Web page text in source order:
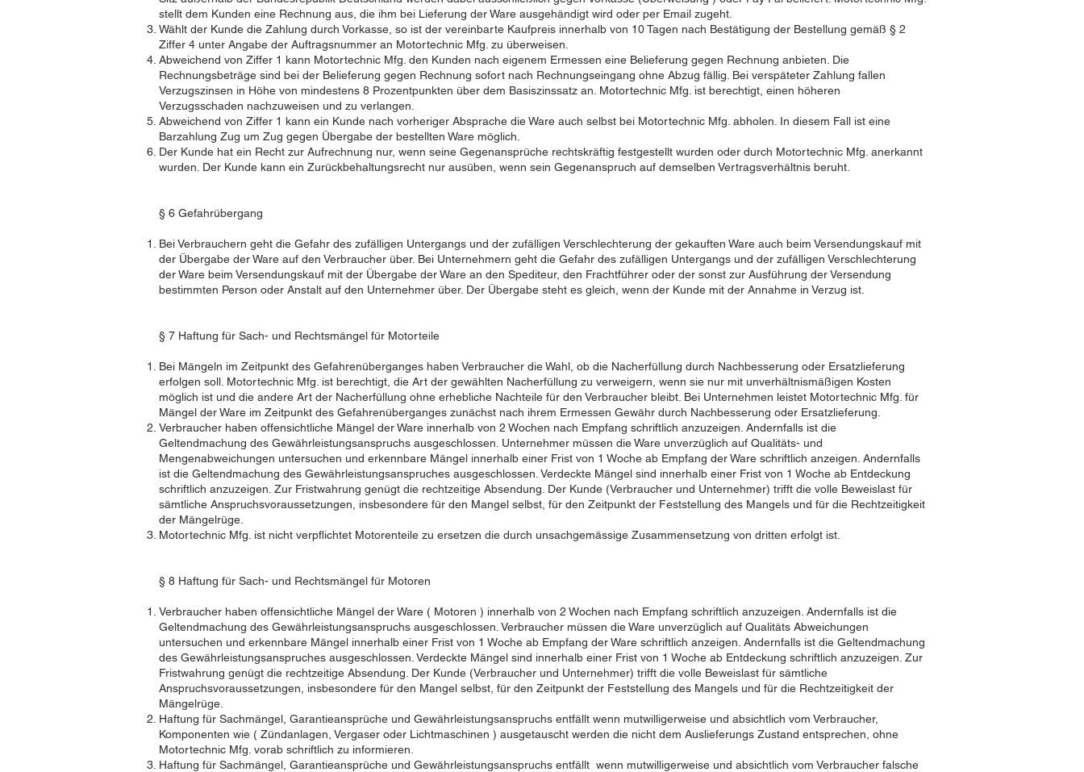
stellt dem Kunden eine Rechnung aus, die ihm bei Lieferung der Ware ausgehändigt wird oder per Email zugeht.
Wählt der Kunde die Zahlung durch Vorkasse, so ist der vereinbarte Kaufpreis innerhalb von 10 Tagen nach Bestätigung der Bestellung gemäß § 2
Ziffer 4 unter Angabe der Auftragsnummer an Motortechnic Mfg. zu überweisen.
Abweichend von Ziffer 1 kann Motortechnic Mfg. den Kunden nach eigenem Ermessen eine Belieferung gegen Rechnung anbieten. Die
Rechnungsbeträge sind bei der Belieferung gegen Rechnung sofort nach Rechnungseingang ohne Abzug fällig. Bei verspäteter Zahlung fallen
Verzugszinsen in Höhe von mindestens 8 Prozentpunkten über dem Basiszinssatz an. Motortechnic Mfg. ist berechtigt, einen höheren
Verzugsschaden nachzuweisen und zu verlangen.
Abweichend von Ziffer 1 kann ein Kunde nach vorheriger Absprache die Ware auch selbst bei Motortechnic Mfg. abholen. In diesem Fall ist eine
Barzahlung Zug um Zug gegen Übergabe der bestellten Ware möglich.
Der Kunde hat ein Recht zur Aufrechnung nur, wenn seine Gegenansprüche rechtskräftig festgestellt wurden oder durch Motortechnic Mfg. anerkannt
wurden. Der Kunde kann ein Zurückbehaltungsrecht nur ausüben, wenn sein Gegenanspruch auf demselben Vertragsverhältnis beruht.
§ 6 Gefahrübergang
Bei Verbrauchern geht die Gefahr des zufälligen Untergangs und der zufälligen Verschlechterung der gekauften Ware auch beim Versendungskauf mit
der Übergabe der Ware auf den Verbraucher über. Bei Unternehmern geht die Gefahr des zufälligen Untergangs und der zufälligen Verschlechterung
der Ware beim Versendungskauf mit der Übergabe der Ware an den Spediteur, den Frachtführer oder der sonst zur Ausführung der Versendung
bestimmten Person oder Anstalt auf den Unternehmer über. Der Übergabe steht es gleich, wenn der Kunde mit der Annahme in Verzug ist.
§ 7 Haftung für Sach- und Rechtsmängel für Motorteile
Bei Mängeln im Zeitpunkt des Gefahrenüberganges haben Verbraucher die Wahl, ob die Nacherfüllung durch Nachbesserung oder Ersatzlieferung
erfolgen soll. Motortechnic Mfg. ist berechtigt, die Art der gewählten Nacherfüllung zu verweigern, wenn sie nur mit unverhältnismäßigen Kosten
möglich ist und die andere Art der Nacherfüllung ohne erhebliche Nachteile für den Verbraucher bleibt. Bei Unternehmen leistet Motortechnic Mfg. für
Mängel der Ware im Zeitpunkt des Gefahrenüberganges zunächst nach ihrem Ermessen Gewähr durch Nachbesserung oder Ersatzlieferung.
Verbraucher haben offensichtliche Mängel der Ware innerhalb von 2 Wochen nach Empfang schriftlich anzuzeigen. Andernfalls ist die
Geltendmachung des Gewährleistungsanspruchs ausgeschlossen. Unternehmer müssen die Ware unverzüglich auf Qualitäts- und
Mengenabweichungen untersuchen und erkennbare Mängel innerhalb einer Frist von 1 Woche ab Empfang der Ware schriftlich anzeigen. Andernfalls
ist die Geltendmachung des Gewährleistungsanspruches ausgeschlossen. Verdeckte Mängel sind innerhalb einer Frist von 1 Woche ab Entdeckung
schriftlich anzuzeigen. Zur Fristwahrung genügt die rechtzeitige Absendung. Der Kunde (Verbraucher und Unternehmer) trifft die volle Beweislast für
sämtliche Anspruchsvoraussetzungen, insbesondere für den Mangel selbst, für den Zeitpunkt der Feststellung des Mangels und für die Rechtzeitigkeit
der Mängelrüge.
Motortechnic Mfg. ist nicht verpflichtet Motorenteile zu ersetzen die durch unsachgemässige Zusammensetzung von dritten erfolgt ist.
§ 8 Haftung für Sach- und Rechtsmängel für Motoren
Verbraucher haben offensichtliche Mängel der Ware ( Motoren ) innerhalb von 2 Wochen nach Empfang schriftlich anzuzeigen. Andernfalls ist die
Geltendmachung des Gewährleistungsanspruchs ausgeschlossen. Verbraucher müssen die Ware unverzüglich auf Qualitäts Abweichungen
untersuchen und erkennbare Mängel innerhalb einer Frist von 1 Woche ab Empfang der Ware schriftlich anzeigen. Andernfalls ist die Geltendmachung
des Gewährleistungsanspruches ausgeschlossen. Verdeckte Mängel sind innerhalb einer Frist von 1 Woche ab Entdeckung schriftlich anzuzeigen. Zur
Fristwahrung genügt die rechtzeitige Absendung. Der Kunde (Verbraucher und Unternehmer) trifft die volle Beweislast für sämtliche
Anspruchsvoraussetzungen, insbesondere für den Mangel selbst, für den Zeitpunkt der Feststellung des Mangels und für die Rechtzeitigkeit der
Mängelrüge.
Haftung für Sachmängel, Garantieansprüche und Gewährleistungsanspruchs entfällt wenn mutwilligerweise und absichtlich vom Verbraucher,
Komponenten wie ( Zündanlagen, Vergaser oder Lichtmaschinen ) ausgetauscht werden die nicht dem Auslieferungs Zustand entsprechen, ohne
Motortechnic Mfg. vorab schriftlich zu informieren.
Haftung für Sachmängel, Garantieansprüche und Gewährleistungsanspruchs entfällt wenn mutwilligerweise und absichtlich vom Verbraucher falsche